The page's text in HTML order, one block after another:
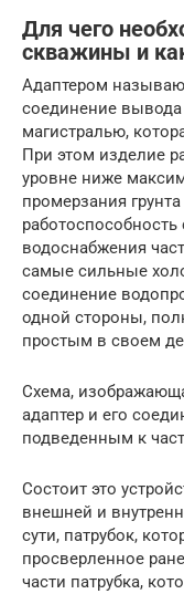
Для чего
скважины и
Адаптером
соединение
магистралью,
При этом изделие
уровне ниже
промерзания
водоснабжения
самые сильные
соединение
одной стороны,
простым в своем
Схема,
адаптер и его
подведенным к
Состоит это
внешней и
сути, патрубок,
просверленное
части патрубка,